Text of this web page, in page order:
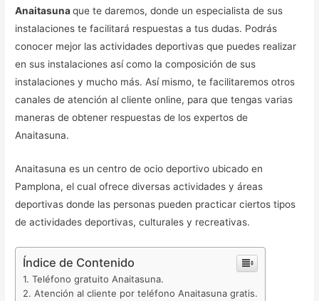
Anaitasunaque te daremos, donde un especialista de sus
instalaciones te facilitará respuestas a tus dudas. Podrás
conocer mejor las actividades deportivas que puedes realizar
en sus instalaciones así como la composición de sus
instalaciones y mucho más. Así mismo, te facilitaremos otros
canales de atención al cliente online, para que tengas varias
maneras de obtener respuestas de los expertos de
Anaitasuna.
Anaitasuna es un centro de ocio deportivo ubicado en
Pamplona, el cual ofrece diversas actividades y áreas
deportivas donde las personas pueden practicar ciertos tipos
de actividades deportivas, culturales y recreativas.
Índice de Contenido
Teléfono gratuito Anaitasuna.
Atención al cliente por teléfono Anaitasuna gratis.